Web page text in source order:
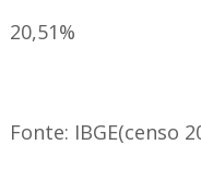
20,51%
Fonte: IBGE(censo